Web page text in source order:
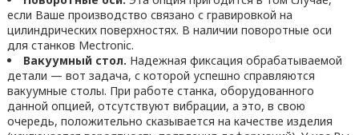
если Ваше производство связано с гравировкой на
цилиндрических поверхностях. В наличии поворотные оси
для станков Mectronic.
Вакуумный стол. Надежная фиксация обрабатываемой
детали — вот задача, с которой успешно справляются
вакуумные столы. При работе станка, оборудованного
данной опцией, отсутствуют вибрации, а это, в свою
очередь, положительно сказывается на качестве изделия